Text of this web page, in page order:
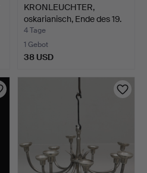
KRONLEUCHTER,
oskarianisch, Ende des 19.
J…
4 Tage
1 Gebot
38 USD